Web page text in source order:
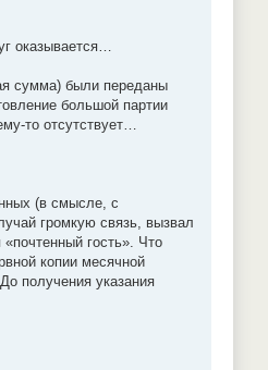
оказывается…
сумма) были переданы
большой партии
то отсутствует…
(в смысле, с
громкую связь, вызвал
гость». Что
копии месячной
получения указания